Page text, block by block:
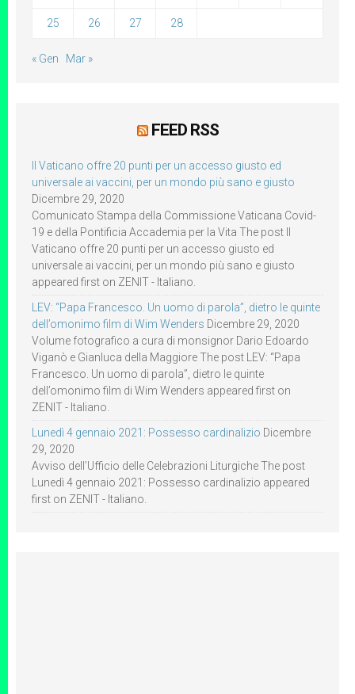
25 26 27 28
« Gen Mar »
FEED RSS
Il Vaticano offre 20 punti per un accesso giusto ed
universale ai vaccini, per un mondo più sano e giusto
Dicembre 29, 2020
Comunicato Stampa della Commissione Vaticana Covid-
19 e della Pontificia Accademia per la Vita The post Il
Vaticano offre 20 punti per un accesso giusto ed
universale ai vaccini, per un mondo più sano e giusto
appeared first on ZENIT - Italiano.
LEV: “Papa Francesco. Un uomo di parola”, dietro le quinte
dell’omonimo film di Wim Wenders Dicembre 29, 2020
Volume fotografico a cura di monsignor Dario Edoardo
Viganò e Gianluca della Maggiore The post LEV: “Papa
Francesco. Un uomo di parola”, dietro le quinte
dell’omonimo film di Wim Wenders appeared first on
ZENIT - Italiano.
Lunedì 4 gennaio 2021: Possesso cardinalizio Dicembre
29, 2020
Avviso dell’Ufficio delle Celebrazioni Liturgiche The post
Lunedì 4 gennaio 2021: Possesso cardinalizio appeared
first on ZENIT - Italiano.